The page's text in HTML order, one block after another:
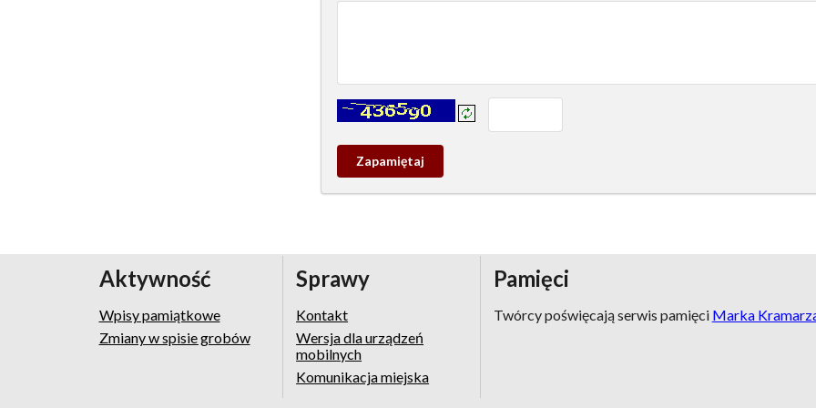
Kontrola - wprowadź tekst z obrazka:
Zapamietaj
wpis
Aktywność
Wpisy pamiątkowe
Zmiany w spisie grobów
Sprawy
Kontakt
Wersja dla urządzeń
mobilnych
Komunikacja miejska
Pamięci
Twórcy poświęcają serwis pamięci Marka